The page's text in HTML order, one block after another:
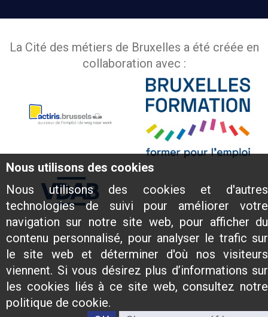
Nous utilisons des cookies
Nous utilisons des cookies et d'autres
technologies de suivi pour améliorer votre
navigation sur notre site web, pour afficher du
contenu personnalisé, pour analyser le trafic sur
le site web et déterminer d'où nos visiteurs
viennent. Si vous désirez plus d’informations sur
les cookies liés à ce site web, consultez notre
politique de cookie.
La Cité des métiers de Bruxelles a été créée en
collaboration avec :